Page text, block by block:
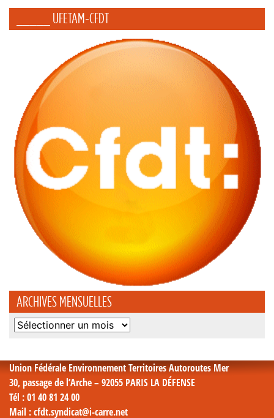
_____ UFETAM-CFDT
ARCHIVES MENSUELLES
Archives
Union Fédérale Environnement Territoires Autoroutes Mer
30, passage de l’Arche – 92055 PARIS LA DÉFENSE
Tél : 01 40 81 24 00
Mail : cfdt.syndicat@i-carre.net